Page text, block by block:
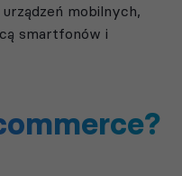
mobilnych,
smartfonów i